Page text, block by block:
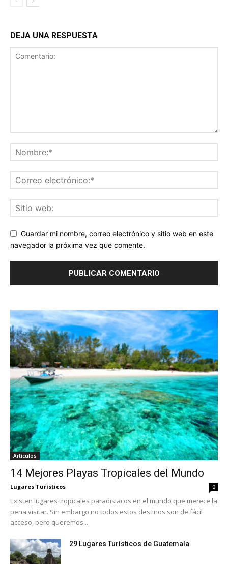
DEJA UNA RESPUESTA
Guardar mi nombre, correo electrónico y sitio web en este
navegador la próxima vez que comente.
Artículos
14 Mejores Playas Tropicales del Mundo
Lugares Turísticos 0
Existen lugares tropicales paradisiacos en el mundo que merece la
pena visitar. Sin embargo no todos estos destinos son de fácil
acceso, pero queremos...
29 Lugares Turísticos de Guatemala